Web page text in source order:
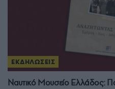
ΕΚΔΗΛΩΣΕΙΣ
Ναυτικό Μουσείο Ελλάδος: